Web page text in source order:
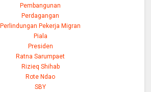
Pembangunan
Perdagangan
Perlindungan Pekerja Migran
Piala
Presiden
Ratna Sarumpaet
Rizieq Shihab
Rote Ndao
SBY